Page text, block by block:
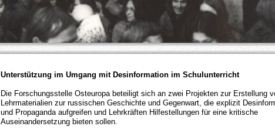
Unterstützung im Umgang mit Desinformation im Schulunterricht
Die Forschungsstelle Osteuropa beteiligt sich an zwei Projekten zur Erstellung
Lehrmaterialien zur russischen Geschichte und Gegenwart, die explizit
und Propaganda aufgreifen und Lehrkräften Hilfestellungen für eine kritische
Auseinandersetzung bieten sollen.